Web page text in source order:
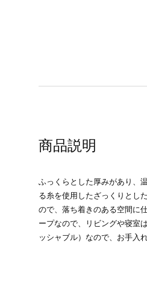
商品説明
ふっくらとした厚みがあり、
る糸を使用したざっくりとし
ので、落ち着きのある空間に
ープなので、リビングや寝室
ッシャブル）なので、お手入